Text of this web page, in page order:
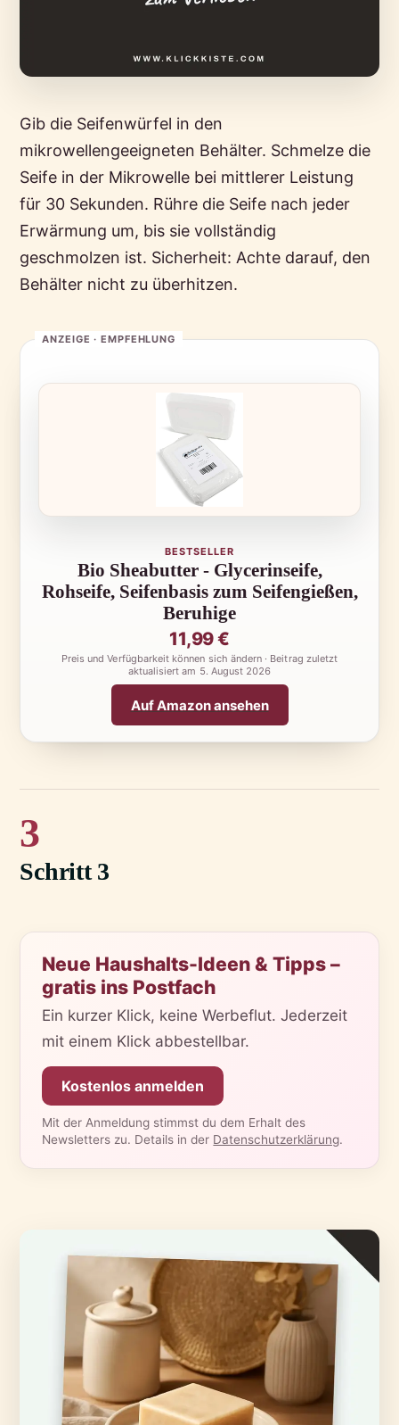
Gib die Seifenwürfel in den
mikrowellengeeigneten Behälter. Schmelze die
Seife in der Mikrowelle bei mittlerer Leistung
für 30 Sekunden. Rühre die Seife nach jeder
Erwärmung um, bis sie vollständig
geschmolzen ist. Sicherheit: Achte darauf, den
Behälter nicht zu überhitzen.
BESTSELLER
Bio Sheabutter - Glycerinseife,
Rohseife, Seifenbasis zum Seifengießen,
Beruhige
11,99 €
Preis und Verfügbarkeit können sich ändern · Beitrag zuletzt
aktualisiert am 5. August 2026
Auf Amazon ansehen
3
Schritt 3
Neue Haushalts-Ideen & Tipps –
gratis ins Postfach
Ein kurzer Klick, keine Werbeflut. Jederzeit
mit einem Klick abbestellbar.
Kostenlos anmelden
Mit der Anmeldung stimmst du dem Erhalt des
Newsletters zu. Details in der Datenschutzerklärung.